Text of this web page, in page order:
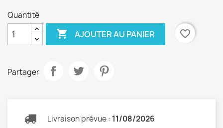
Quantité
 AJOUTER AU PANIER favorite_border
Partager
Livraison prévue : 11/08/2026